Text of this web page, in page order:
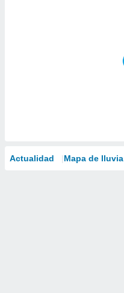
Actualidad Mapa de lluvia